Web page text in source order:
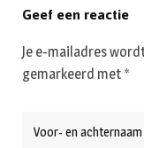
Geef een reactie
Je e-mailadres
gemarkeerd met *